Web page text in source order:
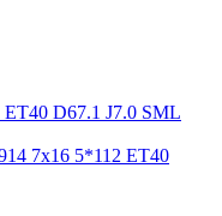
7x16 5*112 ET40